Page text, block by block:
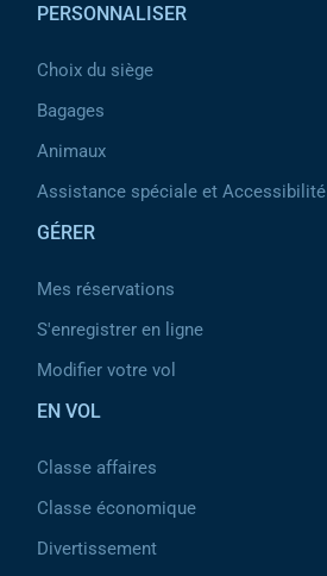
PERSONNALISER
Choix du siège
Bagages
Animaux
Assistance spéciale et Accessibilité
GÉRER
Mes réservations
S'enregistrer en ligne
Modifier votre vol
EN VOL
Classe affaires
Classe économique
Divertissement